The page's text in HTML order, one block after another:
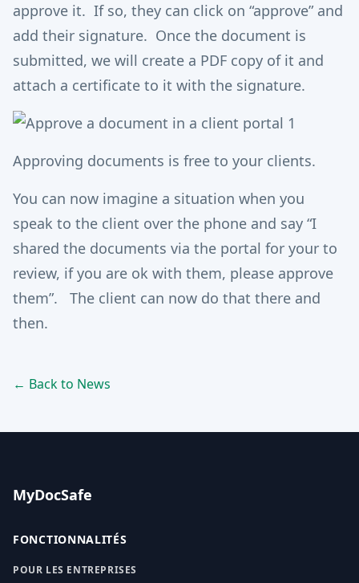
approve it. If so, they can click on “approve” and
add their signature. Once the document is
submitted, we will create a PDF copy of it and
attach a certificate to it with the signature.
Approving documents is free to your clients.
You can now imagine a situation when you
speak to the client over the phone and say “I
shared the documents via the portal for your to
review, if you are ok with them, please approve
them”. The client can now do that there and
then.
← Back to News
MyDocSafe
FONCTIONNALITÉS
POUR LES ENTREPRISES